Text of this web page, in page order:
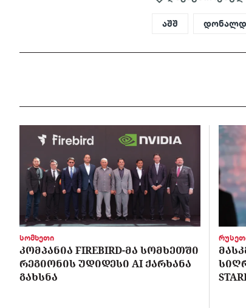
აშშ დონალდ
სომხეთი
ᲙᲝᲛᲞᲐᲜᲘᲐ FIREBIRD-ᲛᲐ ᲡᲝᲛᲮᲔᲗᲨᲘ
ᲠᲔᲒᲘᲝᲜᲘᲡ ᲣᲓᲘᲓᲔᲡᲘ AI ᲥᲐᲠᲮᲐᲜᲐ
ᲒᲐᲮᲡᲜᲐ